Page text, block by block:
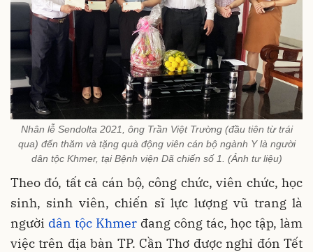
Nhân lễ Sendolta 2021, ông Trần Việt Trường (đầu tiên từ trái
qua) đến thăm và tặng quà động viên cán bộ ngành Y là người
dân tộc Khmer, tại Bệnh viện Dã chiến số 1. (Ảnh tư liệu)
Theo đó, tất cả cán bộ, công chức, viên chức, học
sinh, sinh viên, chiến sĩ lực lượng vũ trang là
người dân tộc Khmer đang công tác, học tập, làm
việc trên địa bàn TP. Cần Thơ được nghỉ đón Tết